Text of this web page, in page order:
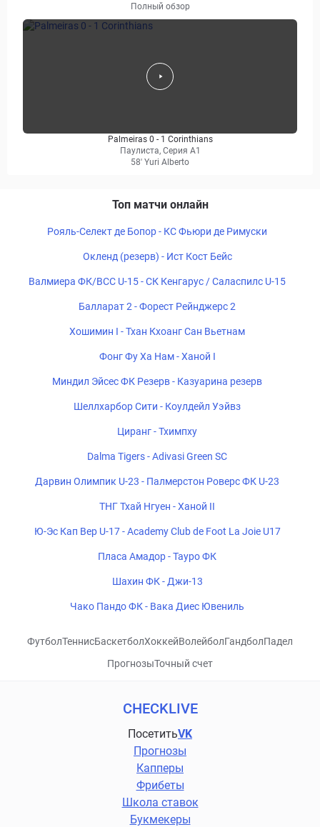
Полный обзор
Palmeiras 0 - 1 Corinthians
Паулиста, Серия А1
58' Yuri Alberto
Топ матчи онлайн
Рояль-Селект де Бопор - КС Фьюри де Римуски
Окленд (резерв) - Ист Кост Бейс
Валмиера ФК/ВСС U-15 - СК Кенгарус / Саласпилс U-15
Балларат 2 - Форест Рейнджерс 2
Хошимин I - Тхан Кхоанг Сан Вьетнам
Фонг Фу Ха Нам - Ханой I
Миндил Эйсес ФК Резерв - Казуарина резерв
Шеллхарбор Сити - Коулдейл Уэйвз
Циранг - Тхимпху
Dalma Tigers - Adivasi Green SC
Дарвин Олимпик U-23 - Палмерстон Роверс ФК U-23
ТНГ Тхай Нгуен - Ханой II
Ю-Эс Кап Вер U-17 - Academy Club de Foot La Joie U17
Пласа Амадор - Тауро ФК
Шахин ФК - Джи-13
Чако Пандо ФК - Вака Диес Ювениль
ФутболТеннисБаскетболХоккейВолейболГандболПадел
ПрогнозыТочный счет
CHECKLIVE
ПосетитьVK
Прогнозы
Капперы
Фрибеты
Школа ставок
Букмекеры